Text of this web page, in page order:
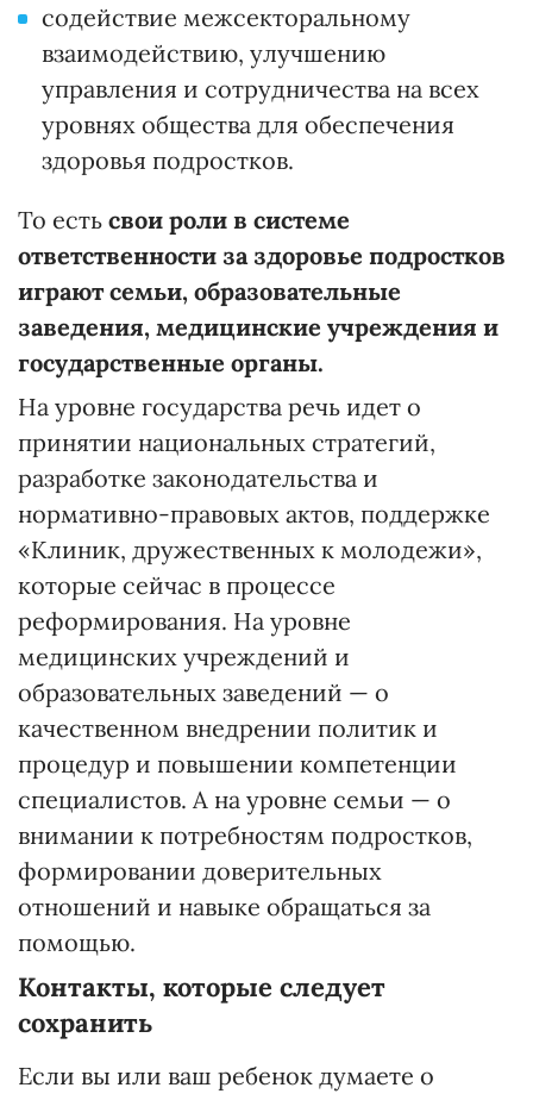
содействие межсекторальному
взаимодействию, улучшению
управления и сотрудничества на всех
уровнях общества для обеспечения
здоровья подростков.
То есть свои роли в системе
ответственности за здоровье подростков
играют семьи, образовательные
заведения, медицинские учреждения и
государственные органы.
На уровне государства речь идет о
принятии национальных стратегий,
разработке законодательства и
нормативно-правовых актов, поддержке
«Клиник, дружественных к молодежи»,
которые сейчас в процессе
реформирования. На уровне
медицинских учреждений и
образовательных заведений — о
качественном внедрении политик и
процедур и повышении компетенции
специалистов. А на уровне семьи — о
внимании к потребностям подростков,
формировании доверительных
отношений и навыке обращаться за
помощью.
Контакты, которые следует
сохранить
Если вы или ваш ребенок думаете о